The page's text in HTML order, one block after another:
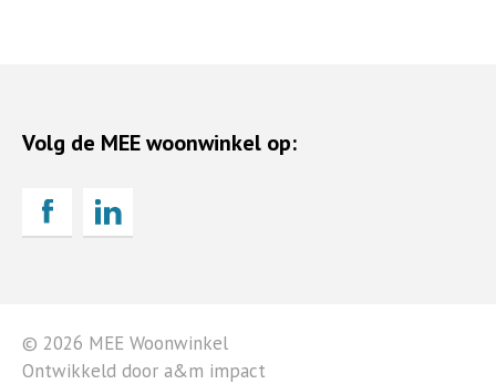
Volg de MEE woonwinkel op:
© 2026 MEE Woonwinkel
Ontwikkeld door a&m impact